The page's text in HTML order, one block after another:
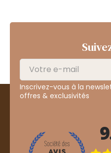
Inscrivez-vous à la
offres & exclusivités